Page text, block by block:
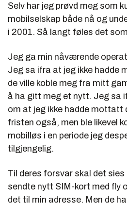
Selv har jeg prøvd meg som
mobilselskap både nå og
i 2001. Så langt føles det
Jeg ga min nåværende
Jeg sa ifra at jeg ikke hadde
de ville koble meg fra mitt
å ha gitt meg et nytt. Jeg sa
om at jeg ikke hadde mottatt
fristen også, men ble likevel
mobilløs i en periode jeg
tilgjengelig.
Til deres forsvar skal det sies
sendte nytt SIM-kort med fly
det til min adresse. Men de